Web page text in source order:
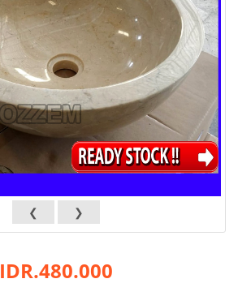
❮ ❯
IDR.480.000